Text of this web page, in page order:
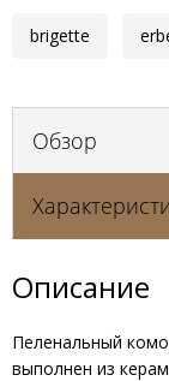
brigette
Обзор
Описание
Пеленальный
выполнен из